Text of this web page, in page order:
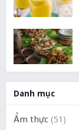
Danh mục
Ẩm thực(51)